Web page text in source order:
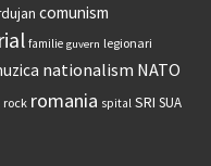
comunism
familie guvern legionari
nationalism NATO
rock romania spital SRI SUA